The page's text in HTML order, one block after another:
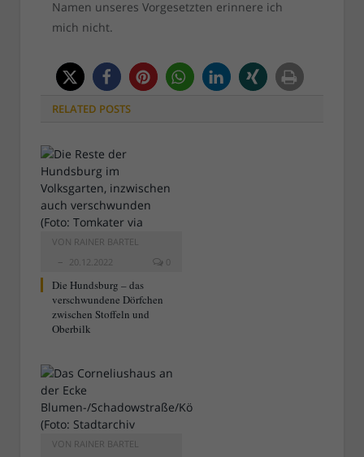
Namen unseres Vorgesetzten erinnere ich
mich nicht.
RELATED POSTS
VON RAINER BARTEL
20.12.2022
0
Die Hundsburg – das
verschwundene Dörfchen
zwischen Stoffeln und
Oberbilk
VON RAINER BARTEL